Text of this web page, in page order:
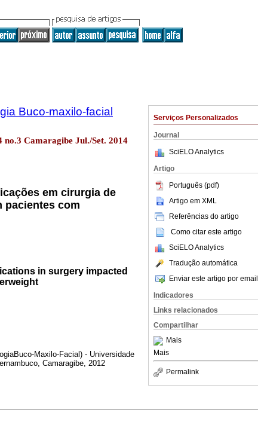
Serviços Personalizados
Journal
SciELO Analytics
Artigo
Português (pdf)
Artigo em XML
Referências do artigo
Como citar este artigo
SciELO Analytics
Tradução automática
Enviar este artigo por email
Indicadores
Links relacionados
Compartilhar
Mais
Mais
Permalink
Buco-maxilo-facial
Camaragibe Jul./Set. 2014
em cirurgia de
pacientes com
in surgery impacted
Maxilo-Facial) - Universidade
Camaragibe, 2012